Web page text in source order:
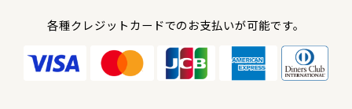
各種クレジットカードでのお支払いが可能です。